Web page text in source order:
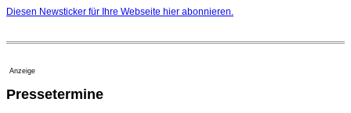
Nationaltheater Mannheim
Regensburger Generalmusikdirektor Stefan Veselka
Kammerorchester Heilbronn: Chefdirigent Risto Joost
verlängert bis 2030
Diesen Newsticker für Ihre Webseite hier abonnieren.
Anzeige
Pressetermine